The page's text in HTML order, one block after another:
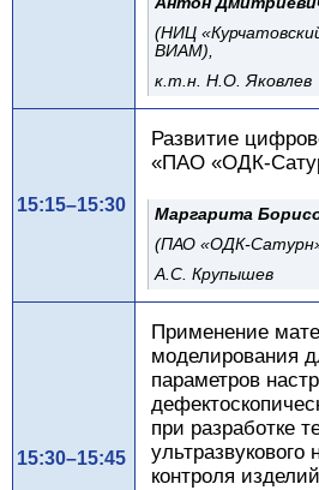
(НИЦ
ВИАМ),
к.т.н. Н.О. Яковлев
15:15–15:30
Развитие
«ПАО «ОДК-
Маргарита
(ПАО «ОДК-
А.С. Крупышев
15:30–15:45
Применение
моделирования
параметров
при разработке
контроля